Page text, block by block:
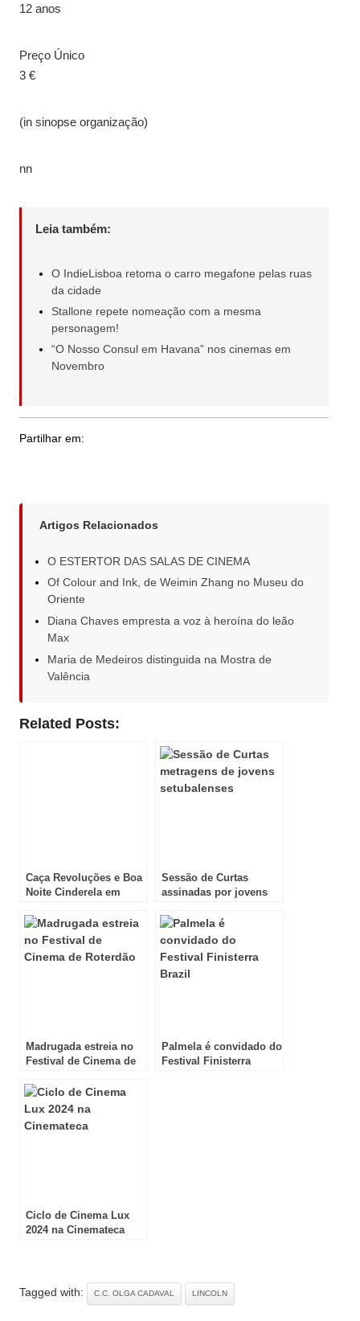
12 anos
Preço Único
3 €
(in sinopse organização)
nn
Leia também:
O IndieLisboa retoma o carro megafone pelas ruas
da cidade
Stallone repete nomeação com a mesma
personagem!
“O Nosso Consul em Havana” nos cinemas em
Novembro
Partilhar em:
Artigos Relacionados
O ESTERTOR DAS SALAS DE CINEMA
Of Colour and Ink, de Weimin Zhang no Museu do
Oriente
Diana Chaves empresta a voz à heroína do leão
Max
Maria de Medeiros distinguida na Mostra de
Valência
Related Posts:
Caça Revoluções e Boa
Noite Cinderela em
Sessão de Curtas
assinadas por jovens
Madrugada estreia no
Festival de Cinema de
Palmela é convidado do
Festival Finisterra
Ciclo de Cinema Lux
2024 na Cinemateca
Tagged with: C.C. OLGA CADAVAL LINCOLN